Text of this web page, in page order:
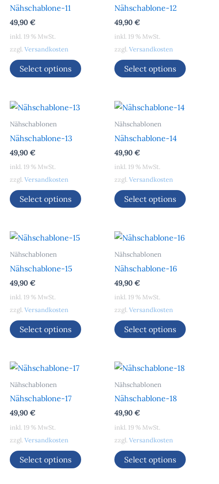
Nähschablone-11
49,90 €
inkl. 19 % MwSt.
zzgl. Versandkosten
Select options
Nähschablone-12
49,90 €
inkl. 19 % MwSt.
zzgl. Versandkosten
Select options
Nähschablonen
Nähschablone-13
49,90 €
inkl. 19 % MwSt.
zzgl. Versandkosten
Select options
Nähschablonen
Nähschablone-14
49,90 €
inkl. 19 % MwSt.
zzgl. Versandkosten
Select options
Nähschablonen
Nähschablone-15
49,90 €
inkl. 19 % MwSt.
zzgl. Versandkosten
Select options
Nähschablonen
Nähschablone-16
49,90 €
inkl. 19 % MwSt.
zzgl. Versandkosten
Select options
Nähschablonen
Nähschablone-17
49,90 €
inkl. 19 % MwSt.
zzgl. Versandkosten
Select options
Nähschablonen
Nähschablone-18
49,90 €
inkl. 19 % MwSt.
zzgl. Versandkosten
Select options